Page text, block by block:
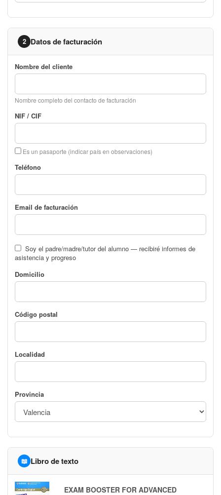
2 Datos de facturación
Nombre del cliente
Nombre completo del contacto de facturación
NIF / CIF
Es un pasaporte (indicar país en observaciones)
Teléfono
Email de facturación
Soy el padre/madre/tutor del alumno — recibiré informes de
asistencia y progreso
Domicilio
Código postal
Localidad
Provincia
📖 Libro de texto
EXAM BOOSTER FOR ADVANCED